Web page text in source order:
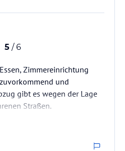
5 / 6
Zimmereinrichtung
und
gibt es wegen der Lage
Straßen.